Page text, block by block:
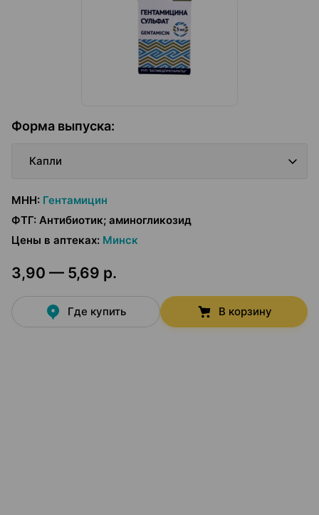
Форма выпуска:
Капли
МНН: Гентамицин
ФТГ: Антибиотик; аминогликозид
Цены в аптеках: Минск
3,90 — 5,69 р.
Где купить В корзину